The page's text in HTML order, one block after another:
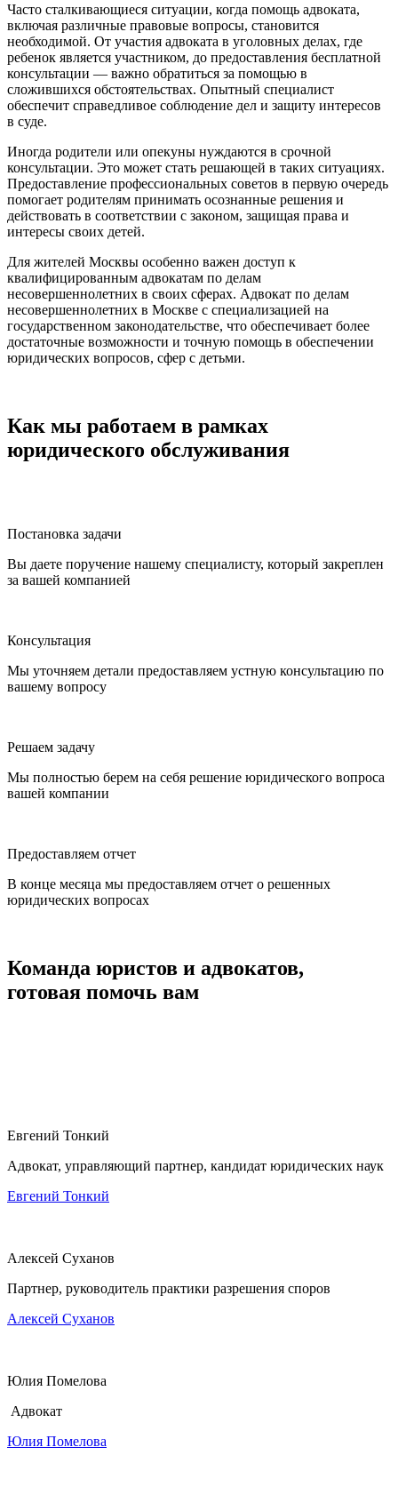
Часто сталкивающиеся ситуации, когда помощь адвоката,
включая различные правовые вопросы, становится
необходимой. От участия адвоката в уголовных делах, где
ребенок является участником, до предоставления бесплатной
консультации — важно обратиться за помощью в
сложившихся обстоятельствах. Опытный специалист
обеспечит справедливое соблюдение дел и защиту интересов
в суде.
Иногда родители или опекуны нуждаются в срочной
консультации. Это может стать решающей в таких ситуациях.
Предоставление профессиональных советов в первую очередь
помогает родителям принимать осознанные решения и
действовать в соответствии с законом, защищая права и
интересы своих детей.
Для жителей Москвы особенно важен доступ к
квалифицированным адвокатам по делам
несовершеннолетних в своих сферах. Адвокат по делам
несовершеннолетних в Москве с специализацией на
государственном законодательстве, что обеспечивает более
достаточные возможности и точную помощь в обеспечении
юридических вопросов, сфер с детьми.
Исковое заявление об определении места жительства ребенка
Исковое заявление об ограничении родительских прав
Исковое заявление об участии в воспитании ребенка
Как мы работаем в рамках
юридического обслуживания
Постановка задачи
Вы даете поручение нашему специалисту, который закреплен
за вашей компанией
Консультация
Мы уточняем детали предоставляем устную консультацию по
вашему вопросу
Решаем задачу
Мы полностью берем на себя решение юридического вопроса
вашей компании
Предоставляем отчет
В конце месяца мы предоставляем отчет о решенных
юридических вопросах
Команда юристов и адвокатов,
готовая помочь вам
Евгений Тонкий
Адвокат, управляющий партнер, кандидат юридических наук
Евгений Тонкий
Алексей Суханов
Партнер, руководитель практики разрешения споров
Алексей Суханов
Юлия Помелова
Адвокат
Юлия Помелова